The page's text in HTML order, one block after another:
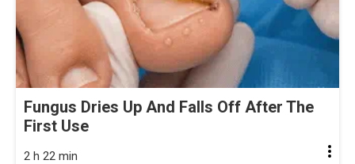
Fungus Dries Up And Falls Off After The
First Use
2 h 22 min